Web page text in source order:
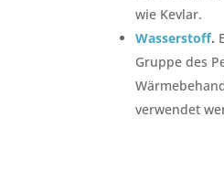
wie Kevlar.
Wasserstoff.
Gruppe des
verwendet